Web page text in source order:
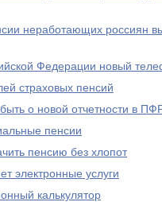
неработающих россиян
Федерации новый
страховых пенсий
о новой отчетности в
пенсии
пенсию без хлопот
электронные услуги
калькулятор